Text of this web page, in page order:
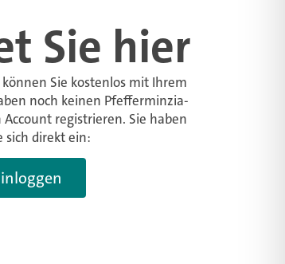
Sie hier
Sie kostenlos mit Ihrem
noch keinen Pfefferminzia-
registrieren. Sie haben
sich direkt ein: